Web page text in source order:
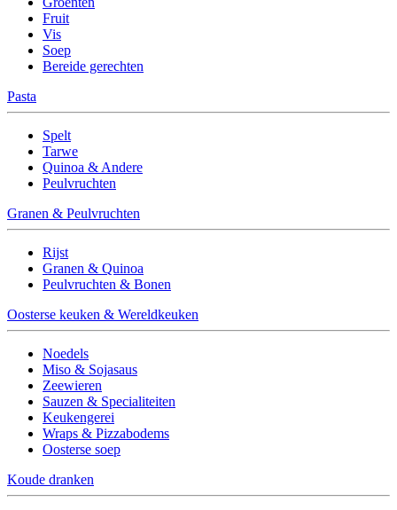
Fruit
Vis
Soep
Bereide gerechten
Pasta
Spelt
Tarwe
Quinoa & Andere
Peulvruchten
Granen & Peulvruchten
Rijst
Granen & Quinoa
Peulvruchten & Bonen
Oosterse keuken & Wereldkeuken
Noedels
Miso & Sojasaus
Zeewieren
Sauzen & Specialiteiten
Keukengerei
Wraps & Pizzabodems
Oosterse soep
Koude dranken